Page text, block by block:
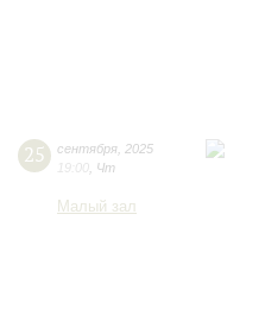
25 сентября 2025
19:00 Чт
Малый зал